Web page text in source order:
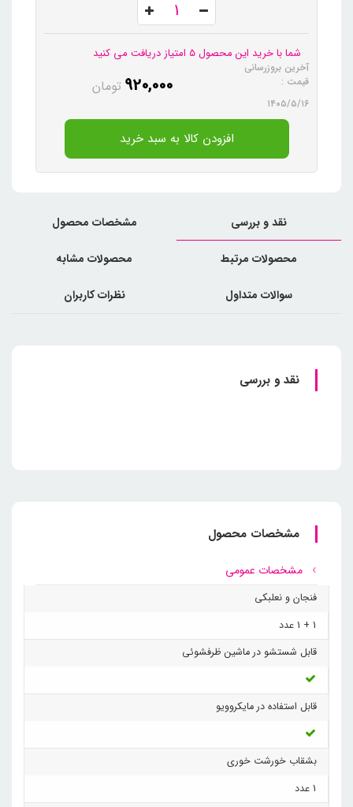
شما با خرید این محصول 5 امتیاز دریافت می کنید
آخرین بروزرسانی
قیمت :
۱۴۰۵/۵/۱۶
920,000 تومان
افزودن کالا به سبد خرید
نقد و بررسی مشخصات محصول
محصولات مرتبط محصولات مشابه
سوالات متداول نظرات کاربران
نقد و بررسی
مشخصات محصول
مشخصات عمومی
فنجان و نعلبکی
1 + 1 عدد
قابل شستشو در ماشین ظرفشوئی
قابل استفاده در مایکروویو
بشقاب خورشت خوری
1 عدد